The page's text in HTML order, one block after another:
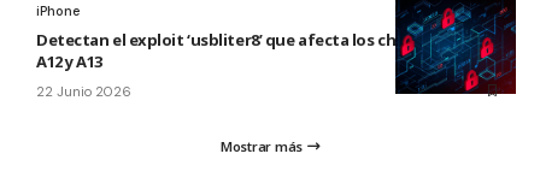
iPhone
Detectan el exploit ‘usbliter8’ que afecta los chips de Apple
A12 y A13
22 Junio 2026
Mostrar más